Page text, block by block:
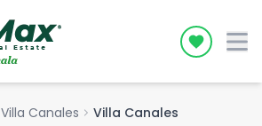
Icon
Villa Canales chevron_right Villa Canales